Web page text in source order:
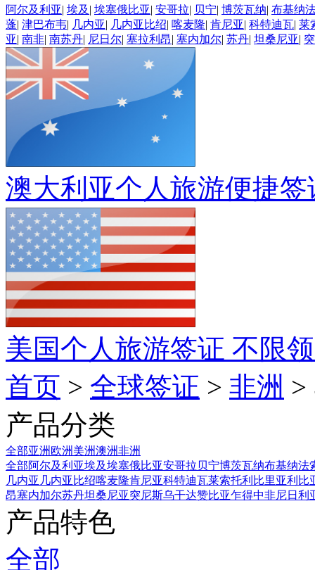
阿尔及利亚| 埃及 | 埃塞俄比亚| 安哥拉| 贝宁| 博茨瓦纳| 布基纳
蓬| 津巴布韦| 几内亚| 几内亚比绍| 喀麦隆| 肯尼亚| 科特迪瓦| 莱
亚| 南非| 南苏丹| 尼日尔| 塞拉利昂| 塞内加尔| 苏丹| 坦桑尼亚|
澳大利亚个人旅游便捷
美国个人旅游签证 不限
首页 > 全球签证 > 非洲 >
产品分类
全部亚洲 欧洲 美洲澳洲非洲
全部阿尔及利亚埃及埃塞俄比亚安哥拉贝宁博茨瓦纳布基纳法
几内亚 几内亚比绍喀麦隆肯尼亚科特迪瓦莱索托利比里亚利比
昂塞内加尔苏丹坦桑尼亚突尼斯乌干达赞比亚乍得中非尼日利
产品特色
全部